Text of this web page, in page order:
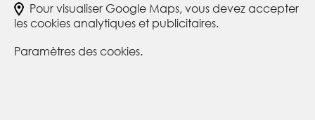
Pour visualiser Google Maps, vous devez accepter
les cookies analytiques et publicitaires.
Paramètres des cookies.